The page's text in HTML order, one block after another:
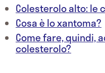
Colesterolo alto: le
Cosa è lo xantoma?
Come fare, quindi,
colesterolo?